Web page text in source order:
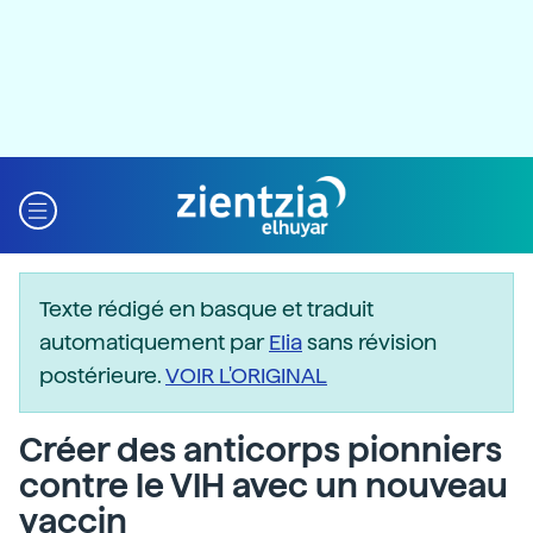
Texte rédigé en basque et traduit
automatiquement parEliasans révision
postérieure.VOIR L'ORIGINAL
Créer des anticorps pionniers
contre le VIH avec un nouveau
vaccin